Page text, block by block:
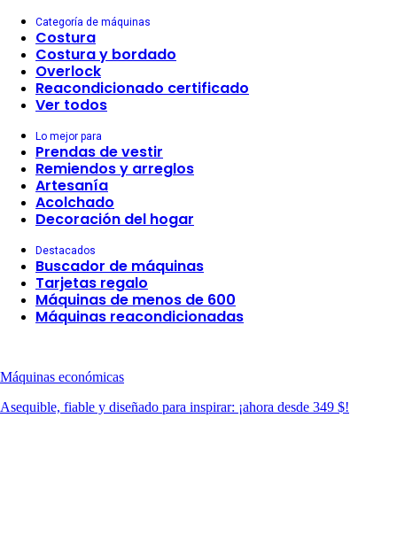
Categoría de máquinas
Costura
Costura y bordado
Overlock
Reacondicionado certificado
Ver todos
Lo mejor para
Prendas de vestir
Remiendos y arreglos
Artesanía
Acolchado
Decoración del hogar
Destacados
Buscador de máquinas
Tarjetas regalo
Máquinas de menos de 600
Máquinas reacondicionadas
Máquinas económicas
Asequible, fiable y diseñado para inspirar: ¡ahora desde 349 $!